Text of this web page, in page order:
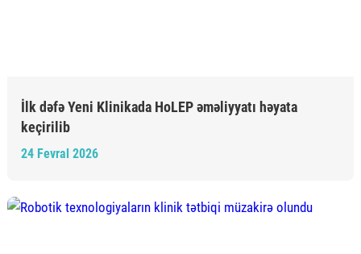
İlk dəfə Yeni Klinikada HoLEP əməliyyatı həyata
24 Fevral 2026